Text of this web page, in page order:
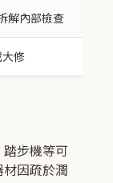
解內部檢查
修
踏步機等可
因疏於潤